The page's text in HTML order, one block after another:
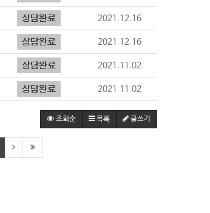
2021.12.16
2021.12.16
2021.11.02
2021.11.02
조회순 목록 글쓰기